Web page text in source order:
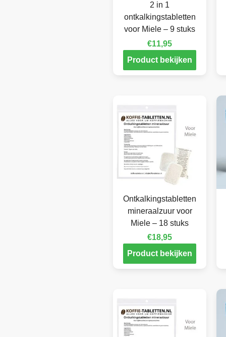
2 in 1
ontkalkingstabletten
voor Miele – 9 stuks
€11,95
Product bekijken
Ontkalkingstabletten
mineraalzuur voor
Miele – 18 stuks
€18,95
Product bekijken